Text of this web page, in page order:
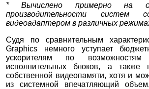
* Вычислено примерно на
производительности систем
видеоадаптером в различных
Судя по сравнительным
Graphics немного уступает
ускорителям по
исполнительных блоков, а также
собственной видеопамяти, хотя и
из системной впечатляющий